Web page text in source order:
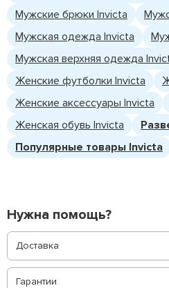
Мужские брюки Invicta
Мужская одежда Invicta
Мужская верхняя одежда
Женские футболки Invicta
Женские аксессуары Invicta
Женская обувь Invicta
Популярные товары Invicta
Нужна помощь?
Доставка
Гарантии